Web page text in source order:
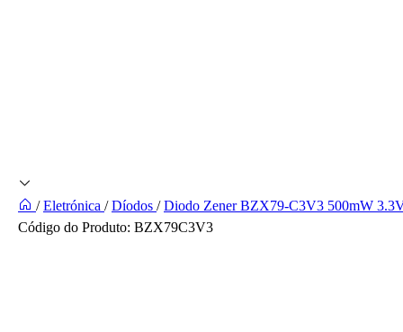
/ Eletrónica / Díodos / Diodo Zener BZX79-C3V3 500mW
Código do Produto: BZX79C3V3